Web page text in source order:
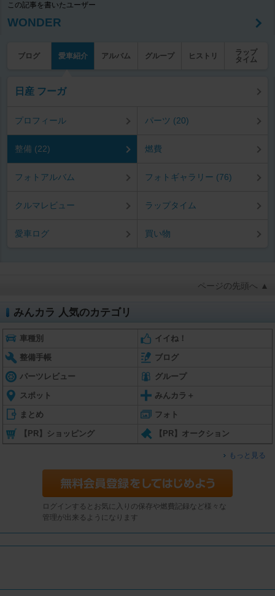
この記事を書いたユーザー
WONDER
ブログ 愛車紹介 アルバム グループ ヒストリ
ラップ
タイム
日産 フーガ
プロフィール パーツ (20)
整備 (22) 燃費
フォトアルバム フォトギャラリー (76)
クルマレビュー ラップタイム
愛車ログ 買い物
ページの先頭へ ▲
みんカラ 人気のカテゴリ
車種別 イイね！
整備手帳 ブログ
パーツレビュー グループ
スポット みんカラ＋
まとめ フォト
【PR】ショッピング 【PR】オークション
もっと見る
ログインするとお気に入りの保存や燃費記録など様々な
管理が出来るようになります